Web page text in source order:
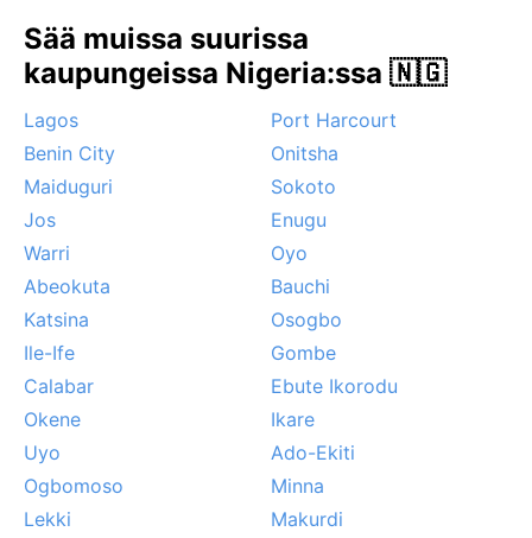
ja sumua. Harmattan voi heikentää näkyvyyttä ja
tehdä ilmasta raikasta mutta hyvin kuivaa.
Sadekaudella ukkosmyrskyt ovat yleisiä, mutta
hurrikaaneja tai trooppisia sykloneja Kadunassa ei
esiinny. Ilmiö kannattaa ottaa huomioon, jos haluaa
nauttia kirkkaasta taivaasta ja lämpimistä päivistä
ilman ylimääräistä pölyä.
Sää muissa suurissa
kaupungeissa Nigeria:ssa 🇳🇬
Lagos
Port Harcourt
Benin City
Onitsha
Maiduguri
Sokoto
Jos
Enugu
Warri
Oyo
Abeokuta
Bauchi
Katsina
Osogbo
Ile-Ife
Gombe
Calabar
Ebute Ikorodu
Okene
Ikare
Uyo
Ado-Ekiti
Ogbomoso
Minna
Lekki
Makurdi